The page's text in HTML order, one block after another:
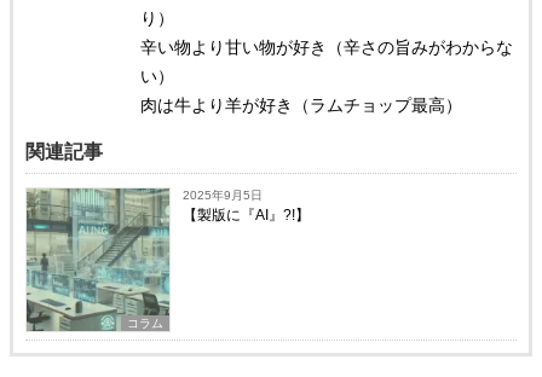
り）
辛い物より甘い物が好き（辛さの旨みがわからな
い）
肉は牛より羊が好き（ラムチョップ最高）
関連記事
コラム
2025年9月5日
【製版に『AI』?!】